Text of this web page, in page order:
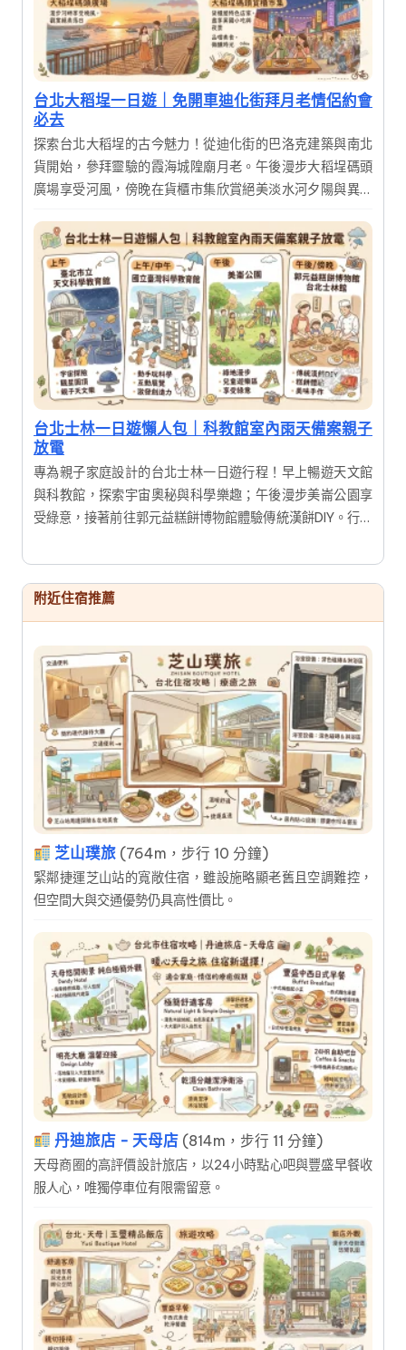
台北大稻埕一日遊｜免開車迪化街拜月老情侶約會
必去
探索台北大稻埕的古今魅力！從迪化街的巴洛克建築與南北
貨開始，參拜靈驗的霞海城隍廟月老。午後漫步大稻埕碼頭
廣場享受河風，傍晚在貨櫃市集欣賞絕美淡水河夕陽與異國
台北士林一日遊懶人包｜科教館室內雨天備案親子
放電
專為親子家庭設計的台北士林一日遊行程！早上暢遊天文館
與科教館，探索宇宙奧秘與科學樂趣；午後漫步美崙公園享
受綠意，接著前往郭元益糕餅博物館體驗傳統漢餅DIY。行程
歸，輕鬆度過充實又有趣的假期。
附近住宿推薦
芝山璞旅 (764m，步行 10 分鐘)
緊鄰捷運芝山站的寬敞住宿，雖設施略顯老舊且空調難控，
但空間大與交通優勢仍具高性價比。
丹迪旅店 - 天母店 (814m，步行 11 分鐘)
天母商圈的高評價設計旅店，以24小時點心吧與豐盛早餐收
服人心，唯獨停車位有限需留意。